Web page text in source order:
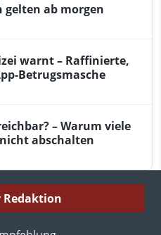
gelten ab morgen
warnt – Raffinierte,
Betrugsmasche
– Warum viele
abschalten
Redaktion